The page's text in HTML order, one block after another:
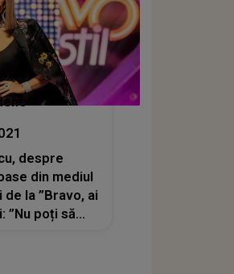
despre
din mediul
la ”Bravo, ai
”Nu poți să